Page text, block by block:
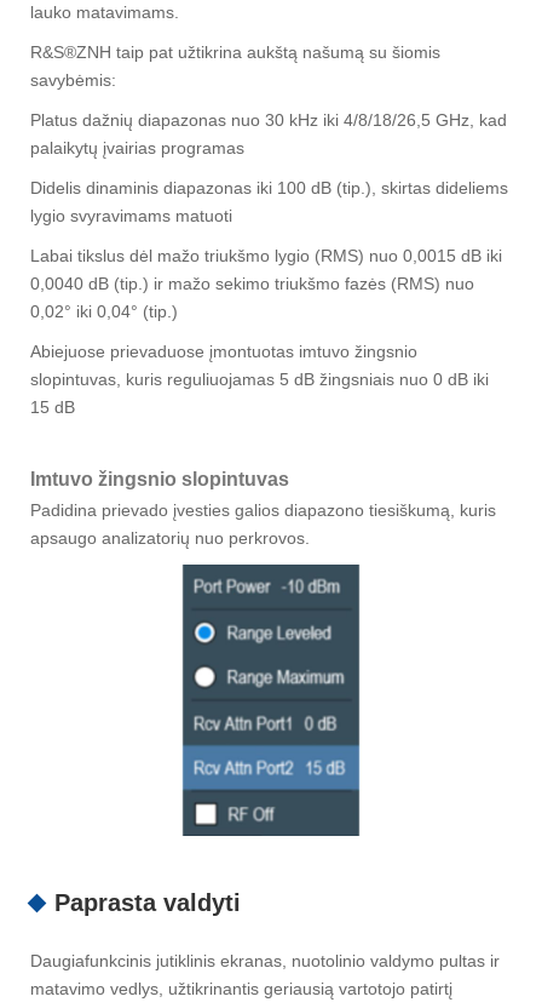
lauko matavimams.
R&S®ZNH taip pat užtikrina aukštą našumą su šiomis
savybėmis:
Platus dažnių diapazonas nuo 30 kHz iki 4/8/18/26,5 GHz, kad
palaikytų įvairias programas
Didelis dinaminis diapazonas iki 100 dB (tip.), skirtas dideliems
lygio svyravimams matuoti
Labai tikslus dėl mažo triukšmo lygio (RMS) nuo 0,0015 dB iki
0,0040 dB (tip.) ir mažo sekimo triukšmo fazės (RMS) nuo
0,02° iki 0,04° (tip.)
Abiejuose prievaduose įmontuotas imtuvo žingsnio
slopintuvas, kuris reguliuojamas 5 dB žingsniais nuo 0 dB iki
15 dB
Imtuvo žingsnio slopintuvas
Padidina prievado įvesties galios diapazono tiesiškumą, kuris
apsaugo analizatorių nuo perkrovos.
Paprasta valdyti
Daugiafunkcinis jutiklinis ekranas, nuotolinio valdymo pultas ir
matavimo vedlys, užtikrinantis geriausią vartotojo patirtį